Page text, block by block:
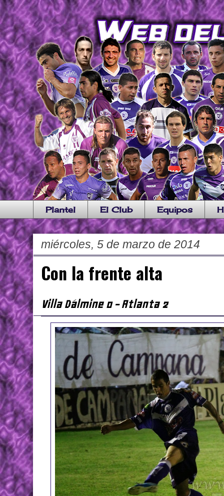
Plantel El Club Equipos
miércoles, 5 de marzo de 2014
Con la frente alta
Villa Dálmine 0 - Atlanta 2